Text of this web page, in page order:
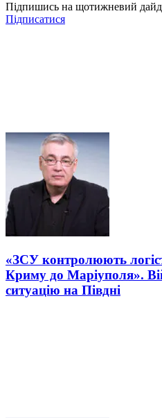
Підпишись на щотижневий
Підписатися
«ЗСУ контролюють
Криму до Маріуполя».
ситуацію на Півдні